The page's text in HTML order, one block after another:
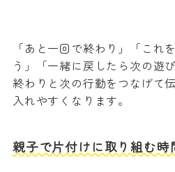
「あと一回で終わり」「これ
う」「一緒に戻したら次の遊
終わりと次の行動をつなげて
入れやすくなります。
親子で片付けに取り組む時